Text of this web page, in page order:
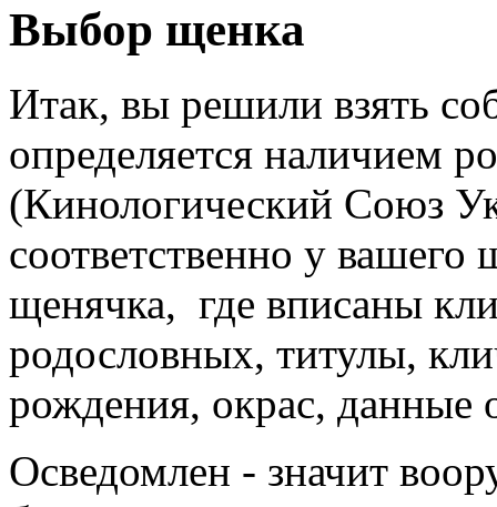
Выбор щенка
Итак, вы решили взять
определяется наличием
(Кинологический Союз
соответственно у
щенячка, где вписаны
родословных, титулы,
рождения, окрас, данные
Осведомлен - значит